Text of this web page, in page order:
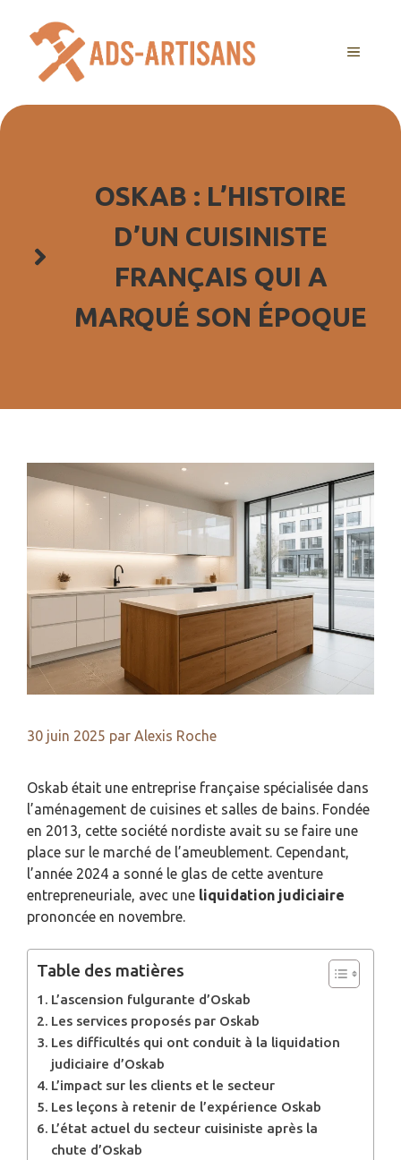
MENU
OSKAB : L’HISTOIRE
D’UN CUISINISTE
FRANÇAIS QUI A
MARQUÉ SON ÉPOQUE
30 juin 2025 par Alexis Roche
Oskab était une entreprise française spécialisée dans
l’aménagement de cuisines et salles de bains. Fondée
en 2013, cette société nordiste avait su se faire une
place sur le marché de l’ameublement. Cependant,
l’année 2024 a sonné le glas de cette aventure
entrepreneuriale, avec une liquidation judiciaire
prononcée en novembre.
Table des matières
L’ascension fulgurante d’Oskab
Les services proposés par Oskab
Les difficultés qui ont conduit à la liquidation
judiciaire d’Oskab
L’impact sur les clients et le secteur
Les leçons à retenir de l’expérience Oskab
L’état actuel du secteur cuisiniste après la
chute d’Oskab